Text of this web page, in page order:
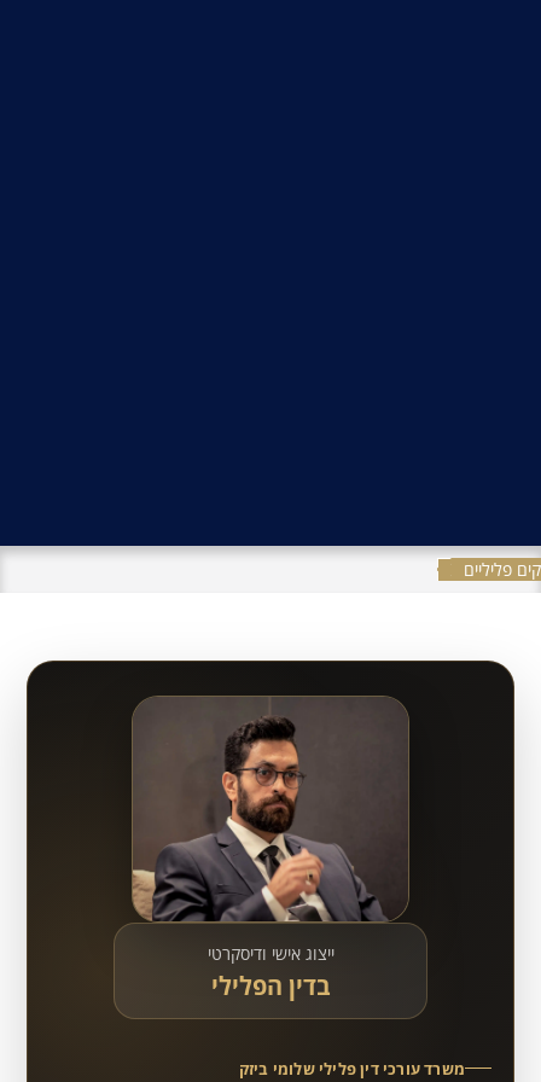
פליליים
משרד עורכי דין פלילי שלומי ביזק
ייצוג אישי ודיסקרטי
בדין הפלילי